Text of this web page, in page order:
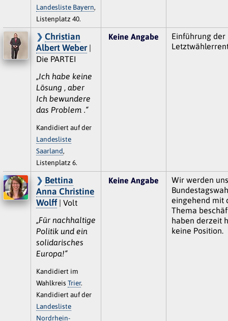
Landesliste Bayern,
Listenplatz 40.
Christian
Albert Weber|
Die PARTEI
„Ich habe keine
Lösung , aber
Ich bewundere
das Problem .“
Kandidiert auf der
Landesliste
Saarland,
Listenplatz 6.
Keine Angabe
Einführung der
Bettina
Anna Christine
Wolff| Volt
„Für nachhaltige
Politik und ein
solidarisches
Europa!“
Kandidiert im
Wahlkreis Trier.
Kandidiert auf der
Landesliste
Nordrhein-
Keine Angabe
Wir werden
eingehend mit
Thema
haben derzeit
keine Position.